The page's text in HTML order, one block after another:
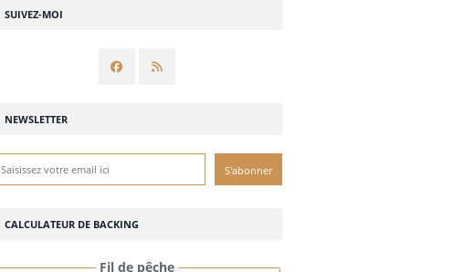
NEWSLETTER
SUIVEZ-MOI
CALCULATEUR DE BACKING
Fil de pêche